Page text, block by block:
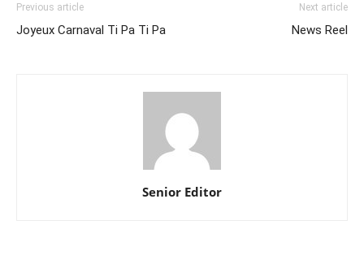
Previous article
Joyeux Carnaval Ti Pa Ti Pa
Next article
News Reel
Senior Editor